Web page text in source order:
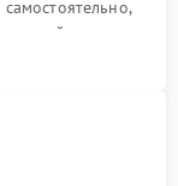
на сайте